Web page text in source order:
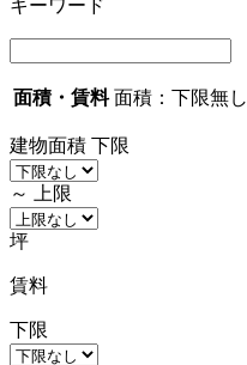
キーワード
面積・賃料 面積： 下限無し
建物面積 下限
～ 上限
坪
賃料
下限